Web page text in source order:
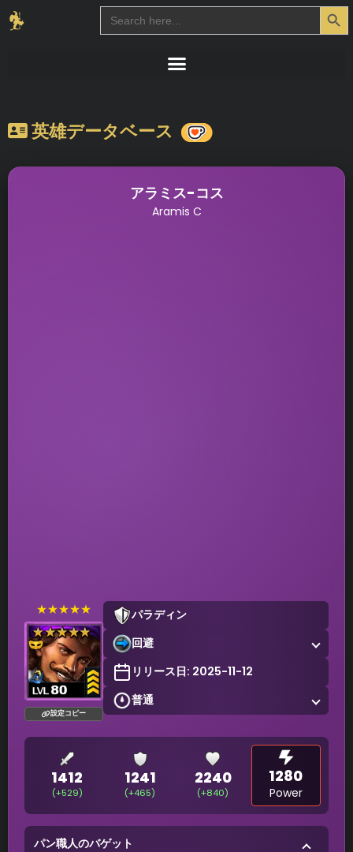
Search
for:
Search Button
英雄データベース
アラミス-コス
Aramis C
★★★★★
設定コピー
パラディン
回避
リリース日: 2025-11-12
普通
1412
(+529)
1241
(+465)
2240
(+840)
1280
Power
パン職人のバゲット